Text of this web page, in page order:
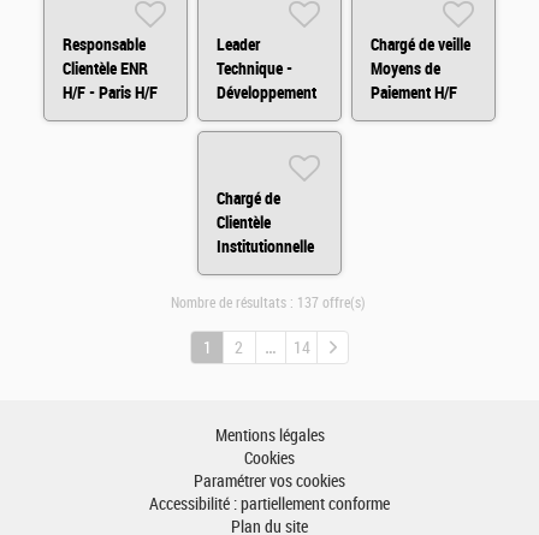
Responsable
Clientèle ENR
H/F - Paris H/F
Leader
Technique -
Développement
Fullstack H/F
Chargé de veille
Moyens de
Paiement H/F
Chargé de
Clientèle
Institutionnelle
H/F
Nombre de résultats : 137 offre(s)
1 2 14
Mentions légales
Cookies
Paramétrer vos cookies
Accessibilité : partiellement conforme
Plan du site